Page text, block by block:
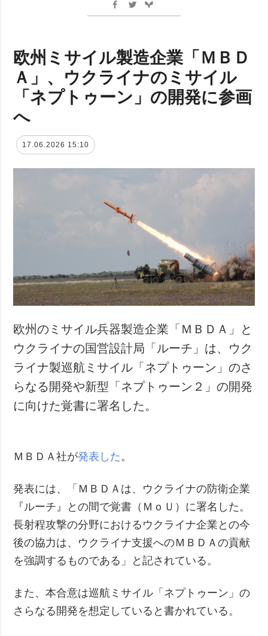
欧州ミサイル製造企業「ＭＢＤ
Ａ」、ウクライナのミサイル
「ネプトゥーン」の開発に参画
へ
17.06.2026 15:10
欧州のミサイル兵器製造企業「ＭＢＤＡ」と
ウクライナの国営設計局「ルーチ」は、ウク
ライナ製巡航ミサイル「ネプトゥーン」のさ
らなる開発や新型「ネプトゥーン２」の開発
に向けた覚書に署名した。
ＭＢＤＡ社が発表した 。
発表には、「ＭＢＤＡは、ウクライナの防衛企業
『ルーチ』との間で覚書（ＭｏＵ）に署名した。
長射程攻撃の分野におけるウクライナ企業との今
後の協力は、ウクライナ支援へのＭＢＤＡの貢献
を強調するものである」と記されている。
また、本合意は巡航ミサイル「ネプトゥーン」の
さらなる開発を想定していると書かれている。